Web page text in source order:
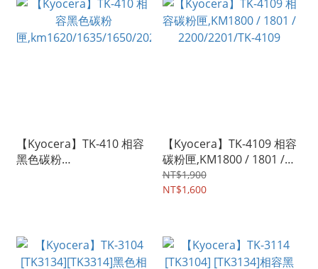
【Kyocera】TK-410 相容
黑色碳粉
【Kyocera】TK-4109 相容
碳粉匣,KM1800 / 1801 /
2200/2201/TK-4109
NT$1,900
NT$1,600